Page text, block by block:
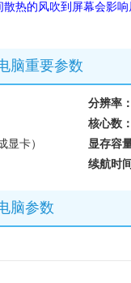
热的风吹到屏幕会影
脑重要参数
分辨率
核心数
显卡）
显存容
续航时
脑参数